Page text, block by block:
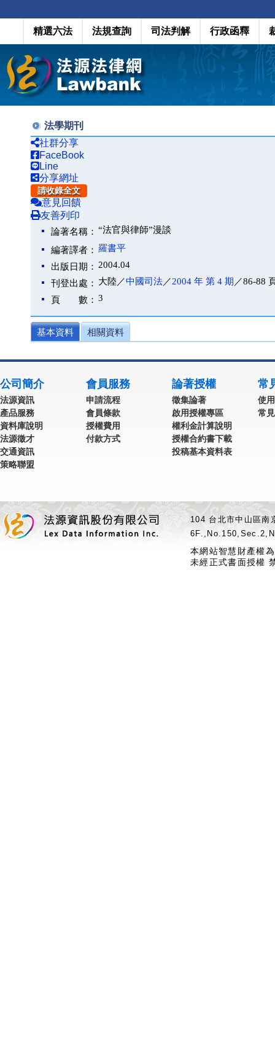
精選六法 法規查詢 司法判解 行政函釋
法學期刊
社群分享
FaceBook
Line
分享網址
請收錄全文
意見回饋
友善列印
論著名稱： “法官與律師”漫談
編著譯者： 羅書平
出版日期： 2004.04
刊登出處： 大陸／中國司法／2004 年 第 4 期 ／86-88
頁 數： 3
基本資料 相關資料
公司簡介
法源資訊
產品服務
資料庫說明
法源徵才
交通資訊
策略聯盟
會員服務
申請流程
會員條款
授權費用
付款方式
論著授權
徵集論著
啟用授權專區
權利金計算說明
授權合約書下載
投稿基本資料表
常
使
常
104 台北市中山區
本網站智慧財產權
未經正式書面授權